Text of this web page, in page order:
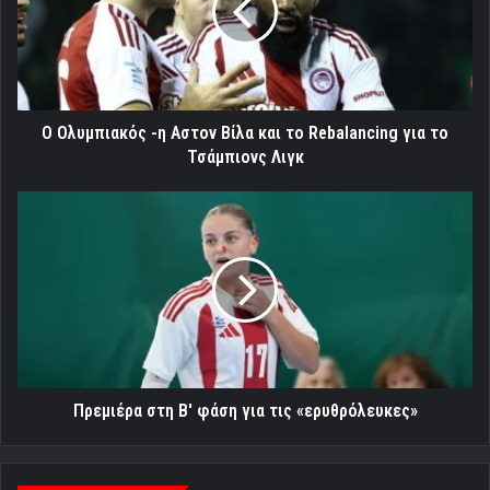
Βίλα
και
το
Rebalancing
για
Ο Ολυμπιακός -η Αστον Βίλα και το Rebalancing για το
Τσάμπιονς Λιγκ
Πρεμιέρα στη Β' φάση για τις «ερυθρόλευκες»